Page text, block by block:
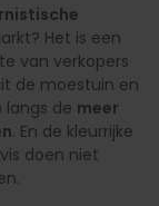
Het is een
van verkopers
de moestuin en
langs de meer
. En de kleurrijke
doen niet